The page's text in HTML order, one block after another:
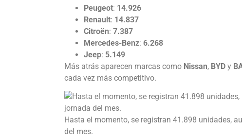
Peugeot: 14.926
Renault: 14.837
Citroën: 7.387
Mercedes-Benz: 6.268
Jeep: 5.149
Más atrás aparecen marcas como Nissan, BYD y
cada vez más competitivo.
Hasta el momento, se registran 41.898 unidades,
del mes.